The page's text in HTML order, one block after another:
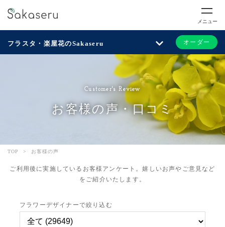
メニュー
フラスタ・楽屋花のSakaseru オーダー
Customer's Review
お客様の声・口コミ
TOP > お客様の声
ご利用後に実施しているお客様アンケート。嬉しいお声やご意見など
をご紹介いたします。
フラワーデザイナーで絞り込む